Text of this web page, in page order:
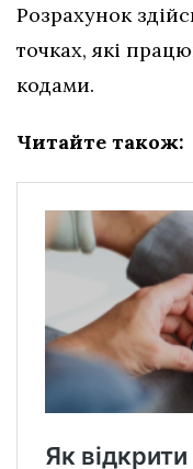
Розрахунок
точках, які
кодами.
Читайте також: